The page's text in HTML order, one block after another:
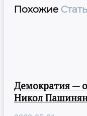
Похожие
Демократия —
Никол